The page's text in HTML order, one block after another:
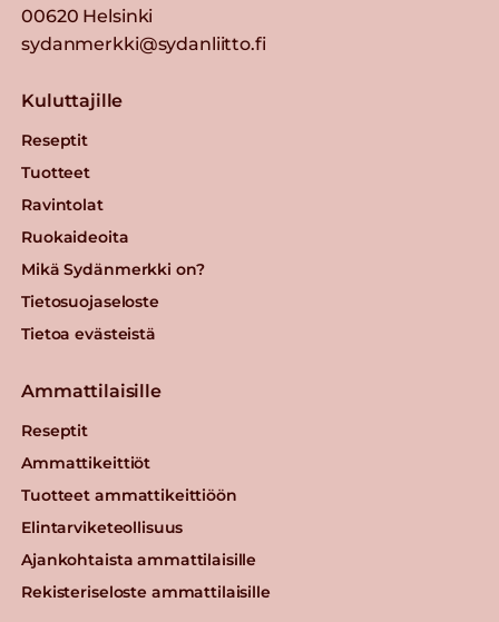
00620 Helsinki
sydanmerkki@sydanliitto.fi
Kuluttajille
Reseptit
Tuotteet
Ravintolat
Ruokaideoita
Mikä Sydänmerkki on?
Tietosuojaseloste
Tietoa evästeistä
Ammattilaisille
Reseptit
Ammattikeittiöt
Tuotteet ammattikeittiöön
Elintarviketeollisuus
Ajankohtaista ammattilaisille
Rekisteriseloste ammattilaisille